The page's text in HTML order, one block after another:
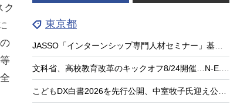
東京都
JASSO「インターンシップ専門人材セミナー」基礎編9/15…大学等の先生が対象
文科省、高校教育改革のキックオフ8/24開催…N-E.X.T.始動
こどもDX白書2026を先行公開、中室牧子氏迎え公開イベント9/17
ク